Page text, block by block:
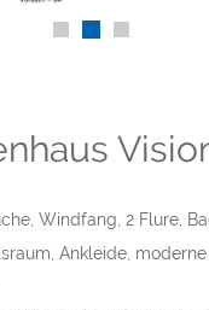
Windfang, 2 Flure,
Ankleide, moderne